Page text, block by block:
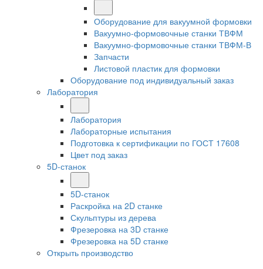
Оборудование для вакуумной формовки
Вакуумно-формовочные станки ТВФМ
Вакуумно-формовочные станки ТВФМ-В
Запчасти
Листовой пластик для формовки
Оборудование под индивидуальный заказ
Лаборатория
Лаборатория
Лабораторные испытания
Подготовка к сертификации по ГОСТ 17608
Цвет под заказ
5D-станок
5D-станок
Раскройка на 2D станке
Скульптуры из дерева
Фрезеровка на 3D станке
Фрезеровка на 5D станке
Открыть производство